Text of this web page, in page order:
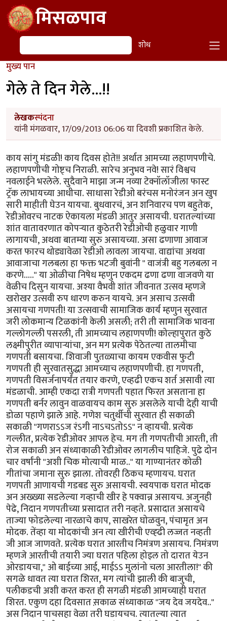
Skip to main contentमिसळपाव
शोध शोध
मुख्य पान
गेले ते दिन गेले...!!
लेखकस्पंदना
यांनी मंगळवार, 17/09/2013 06:06 या दिवशी प्रकाशित केले.
काय सांगु मंडळी! काय दिवस होते!! अर्थात आमच्या लहाणपणीचे.
लहाणपणीची गोष्ट्च निराळी. सारेच अनुभव नवे! सारं विश्वच
नवलाईने भरलेले. सुदैवाने माझा जन्म नव्या टेक्नॉलॉजीला फास्ट
ट्रॅक लाभायच्या आधीचा. साधासा रेडीओ बरंचस मनोरंजन अन खुप
सारी माहीती घेउन यायचा. बुधवारचं, अन शनिवारच पण बहुतेक,
रेडीओवरच नाटक ऐकायला मंडळी आतुर असायची. घरातल्यांच्या
शांत वातावरणात कोपर्‍यात कुठेतरी रेडीओची हळुवार गाणी
लागायची, अथवा बातम्या सुरु असायच्या. असा ढणाणा आवाज
करत फारच थोड्यावेळा रेडीओ लावला जायचा. वाद्यांचा अथवा
आवाजाचा गलबला हा फक्त भटजी बुवांनी " वाजंत्री बहु गलबला न
करणे....." या ओळीचा निषेध म्हणुन एकदम ढणा ढणा वाजवणे या
वेळीच दिसुन यायचा. अश्या वैभवी शांत जीवनात उत्सव म्हणजे
खरोखर उत्सवी रुप धारण करुन यायचे. अन असाच उत्सवी
असायचा गणपती! या उत्सवाची सामाजिक कार्य म्हणुन सुरवात
जरी लोकमान्य टिळकांनी केली असली; तरी ती सामाजिक भावना
गल्लोगल्ली पसरली, ती आमच्याच लहाणपणी! कोल्हापुरात कुठे
लक्ष्मीपुरीत व्यापार्‍यांचा, अन मग प्रत्येक पेठेतल्या तालमीचा
गणपती बसायचा. शिवाजी पुतळ्याचा कायम एकवीस फुटी
गणपती ही सुरवातसुद्धा आमच्याच लहाणपणीची. हा गणपती,
गणपती विसर्जनापर्यंत तयार करणे, एव्हढी एकच शर्त असावी त्या
मंडळाची. आम्ही एकदा रात्री गणपती पहात फिरत असताना हा
गणपती बर्नर लावुन वाळवायच काम सुरु असलेले याची देही याची
डोळा पहाणे झाले आहे. गणेश चतुर्थीची सुरवात ही सकाळी
सकाळी "गणराऽऽज रंऽगी नाऽचऽतोऽऽ" न व्हायची. प्रत्येक
गल्लीत, प्रत्येक रेडीओवर आपल हेच. मग ती गणपतीची आरती, ती
रोज सकाळी अन संध्याकाळी रेडीओवर लागलीच पाहिजे. पुढे दोन
चार वर्षांनी "अशी चिक मोत्याची माळ.." या गाण्यानंतर कोळी
गीतांचा जमाना सुरु झाला. तोवरही ठिकच म्हणायच. घरात
गणपती आणायची गडबड सुरु असायची. स्वयपाक घरात मोदक
अन अख्ख्या सडलेल्या गव्हाची खीर हे पक्वान्न असायच. अजुनही
पेढे, निदान गणपतीच्या प्रसादात तरी नव्हते. प्रसादात असायचे
ताज्या फोडलेल्या नारळाचे काप, साखरेत घोळवुन, पंचामृत अन
मोदक. तेंव्हा या मोदकांची अन त्या खीरीची एव्ह्ढी लज्जत नव्हती
जी आज जाणवते. प्रत्येक घरात आरतीच निमंत्रण असायच. निमंत्रण
म्हणजे आरतीची तयारी ज्या घरात पहिला होइल तो दारात येउन
ओरडायचा," ओ बाईच्या आई, माईऽऽ मुलांनो चला आरतीला!" की
सगळे धावत त्या घरात शिरत, मग त्यांची झाली की बाजुची,
पलीकडची अशी करत करत ही सगळी मंडळी आमच्याही घरात
शिरत. एकुण दहा दिवसात स़काळ संध्याकाळ "जय देव जयदेव.."
अस निदान पाचसहा वेळा तरी घडायचच. त्यातल्या त्यात